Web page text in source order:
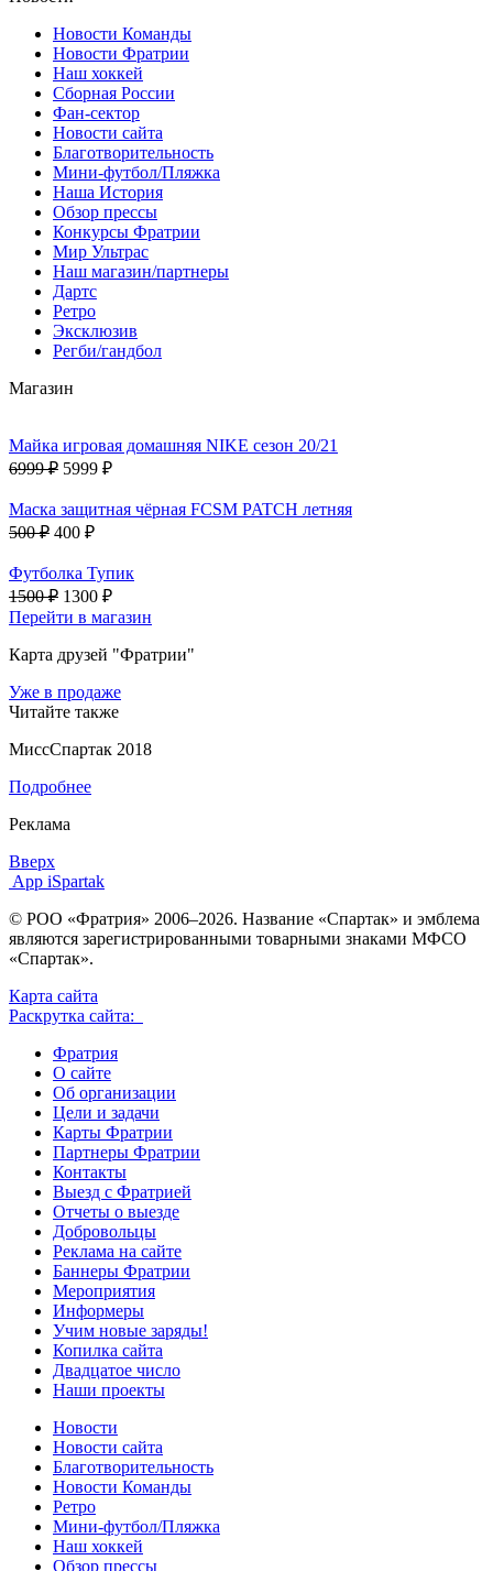
Новости Команды
Новости Фратрии
Наш хоккей
Сборная России
Фан-cектор
Новости сайта
Благотворительность
Мини-футбол/Пляжка
Наша История
Обзор прессы
Конкурсы Фратрии
Мир Ультрас
Наш магазин/партнеры
Дартс
Ретро
Эксклюзив
Регби/гандбол
Магазин
Майка игровая домашняя NIKE сезон 20/21
6999 ₽ 5999 ₽
Маска защитная чёрная FCSM PATCH летняя
500 ₽ 400 ₽
Футболка Тупик
1500 ₽ 1300 ₽
Перейти в магазин
Карта друзей "Фратрии"
Уже в продаже
Читайте также
МиссСпартак 2018
Подробнее
Реклама
Вверх
App iSpartak
© РОО «Фратрия» 2006–2026. Название «Спартак» и эмблема
являются зарегистрированными товарными знаками МФСО
«Спартак».
Карта сайта
Раскрутка сайта:
Фратрия
О сайте
Об организации
Цели и задачи
Карты Фратрии
Партнеры Фратрии
Контакты
Выезд с Фратрией
Отчеты о выезде
Добровольцы
Реклама на сайте
Баннеры Фратрии
Мероприятия
Информеры
Учим новые заряды!
Копилка сайта
Двадцатое число
Наши проекты
Новости
Новости сайта
Благотворительность
Новости Команды
Ретро
Мини-футбол/Пляжка
Наш хоккей
Обзор прессы